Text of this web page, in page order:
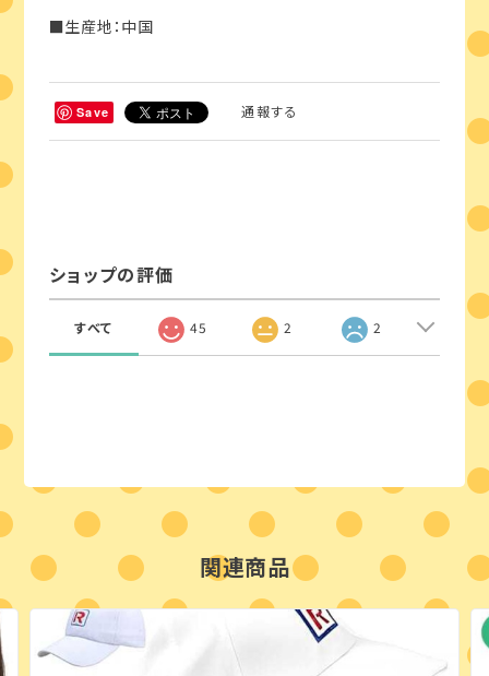
■生産地：中国
Save 通報する
ショップの評価
すべて 45 2 2
関連商品